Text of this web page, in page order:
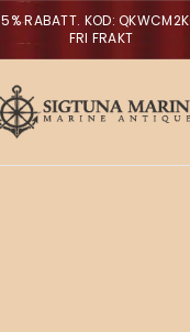
5% RABATT. KOD:
FRI FRAKT